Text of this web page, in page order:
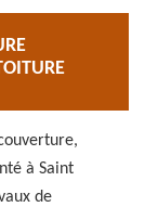
à Saint
de